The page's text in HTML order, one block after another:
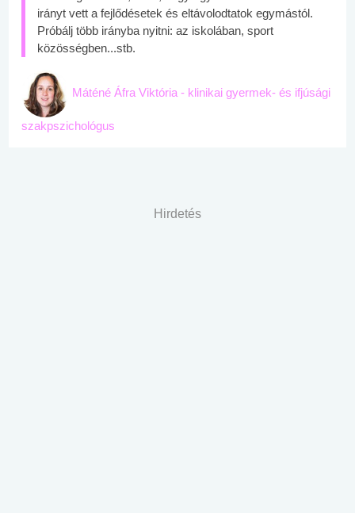
irányt vett a fejlődésetek és eltávolodtatok egymástól.
Próbálj több irányba nyitni: az iskolában, sport
közösségben...stb.
Máténé Áfra Viktória - klinikai gyermek- és ifjúsági
szakpszichológus
Hirdetés